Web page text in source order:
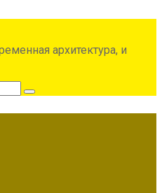
архитектура, и